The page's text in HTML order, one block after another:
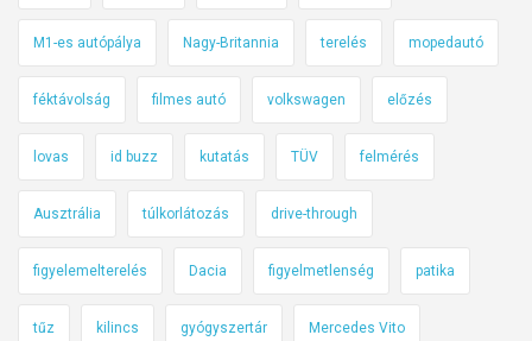
M1-es autópálya Nagy-Britannia terelés mopedautó
féktávolság filmes autó volkswagen előzés
lovas id buzz kutatás TÜV felmérés
Ausztrália túlkorlátozás drive-through
figyelemelterelés Dacia figyelmetlenség patika
tűz kilincs gyógyszertár Mercedes Vito